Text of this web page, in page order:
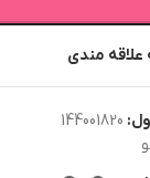
علاقه مندی
144001820